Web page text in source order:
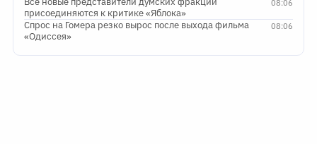
08:06
присоединяются к критике «Яблока»
08:06
Спрос на Гомера резко вырос после выхода фильма
«Одиссея»